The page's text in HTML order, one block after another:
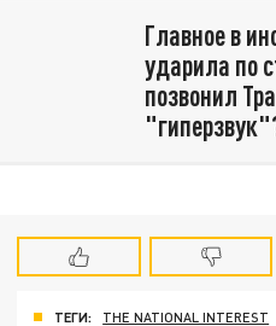
Главное в
ударила по
позвонил
ТЕГИ:
THE NATIONAL INTEREST